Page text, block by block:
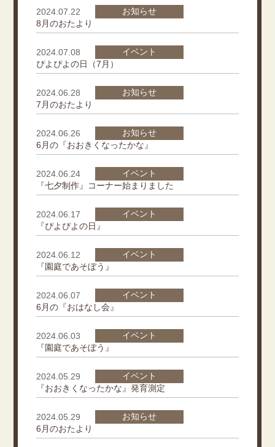
2024.07.22
お知らせ
8月のおたより
2024.07.08
イベント
ぴよぴよの日（7月）
2024.06.28
お知らせ
7月のおたより
2024.06.26
お知らせ
6月の『おおきくなったかな』
2024.06.24
イベント
『七夕制作』コーナー始まりました
2024.06.17
イベント
『ぴよぴよの日』
2024.06.12
イベント
『園庭であそぼう』
2024.06.07
イベント
6月の『おはなし会』
2024.06.03
イベント
『園庭であそぼう』
2024.05.29
イベント
『おおきくなったかな』発育測定
2024.05.29
お知らせ
6月のおたより